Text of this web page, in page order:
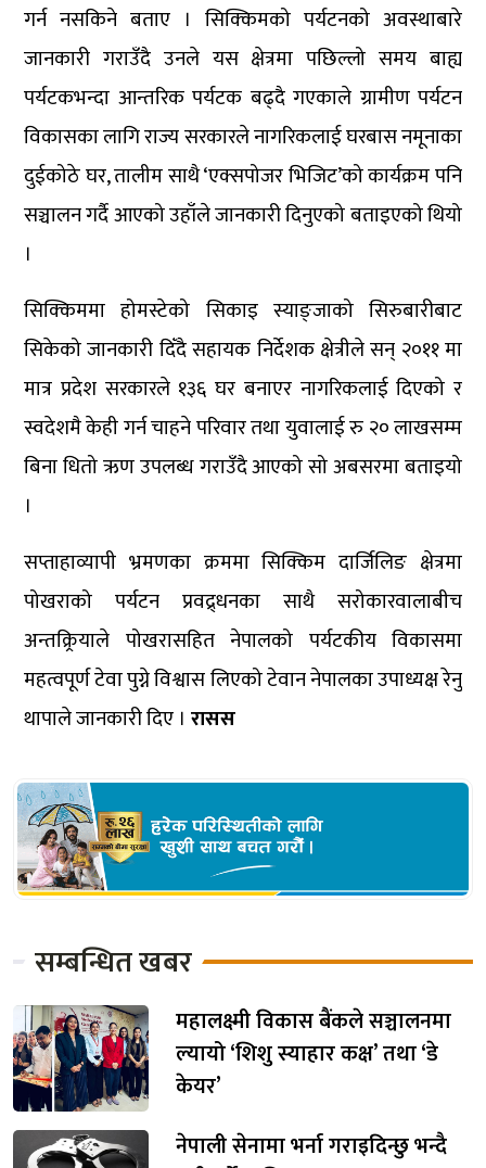
गर्न नसकिने बताए । सिक्किमको पर्यटनको अवस्थाबारे
जानकारी गराउँदै उनले यस क्षेत्रमा पछिल्लो समय बाह्य
पर्यटकभन्दा आन्तरिक पर्यटक बढ्दै गएकाले ग्रामीण पर्यटन
विकासका लागि राज्य सरकारले नागरिकलाई घरबास नमूनाका
दुईकोठे घर, तालीम साथै ‘एक्सपोजर भिजिट’को कार्यक्रम पनि
सञ्चालन गर्दै आएको उहाँले जानकारी दिनुएको बताइएको थियो
।
सिक्किममा होमस्टेको सिकाइ स्याङ्जाको सिरुबारीबाट
सिकेको जानकारी दिँदै सहायक निर्देशक क्षेत्रीले सन् २०११ मा
मात्र प्रदेश सरकारले १३६ घर बनाएर नागरिकलाई दिएको र
स्वदेशमै केही गर्न चाहने परिवार तथा युवालाई रु २० लाखसम्म
बिना धितो ऋण उपलब्ध गराउँदै आएको सो अबसरमा बताइयो
।
सप्ताहाव्यापी भ्रमणका क्रममा सिक्किम दार्जिलिङ क्षेत्रमा
पोखराको पर्यटन प्रवद्र्धनका साथै सरोकारवालाबीच
अन्तक्र्रियाले पोखरासहित नेपालको पर्यटकीय विकासमा
महत्वपूर्ण टेवा पुग्ने विश्वास लिएको टेवान नेपालका उपाध्यक्ष रेनु
थापाले जानकारी दिए । रासस
सम्बन्धित खबर
महालक्ष्मी विकास बैंकले सञ्चालनमा
ल्यायो ‘शिशु स्याहार कक्ष’ तथा ‘डे
केयर’
नेपाली सेनामा भर्ना गराइदिन्छु भन्दै